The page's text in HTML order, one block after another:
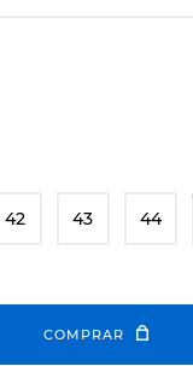
42 43 44
COMPRAR